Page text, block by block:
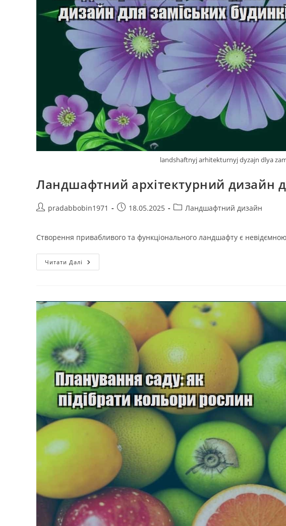
landshaftnyj arhitekturnyj dyzajn dlya
Ландшафтний архітектурний дизайн
Авторpradabbobin1971
Запис18.05.2025
Категорія
Ландшафтний дизайн
Створення привабливого та функціонального ландшафту є
Читати Далі Ландшафтний
Архітектурний